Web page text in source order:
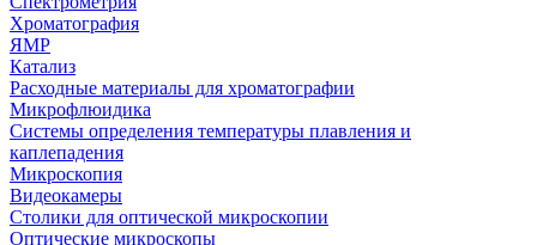
Хроматография
ЯМР
Катализ
Расходные материалы для хроматографии
Микрофлюидика
Системы определения температуры плавления и
каплепадения
Микроскопия
Видеокамеры
Столики для оптической микроскопии
Оптические микроскопы